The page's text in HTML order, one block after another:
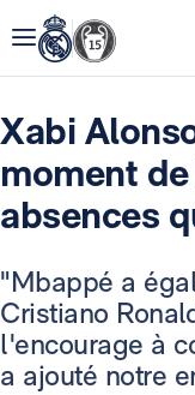
Xabi
moment
absences
"Mbappé a
Cristiano
l'encourage à
a ajouté notre